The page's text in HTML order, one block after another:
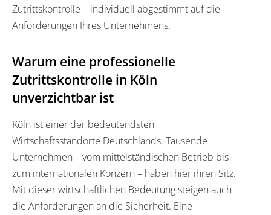
Zutrittskontrolle – individuell abgestimmt auf die
Anforderungen Ihres Unternehmens.
Warum eine professionelle
Zutrittskontrolle in Köln
unverzichtbar ist
Köln ist einer der bedeutendsten
Wirtschaftsstandorte Deutschlands. Tausende
Unternehmen – vom mittelständischen Betrieb bis
zum internationalen Konzern – haben hier ihren Sitz.
Mit dieser wirtschaftlichen Bedeutung steigen auch
die Anforderungen an die Sicherheit. Eine